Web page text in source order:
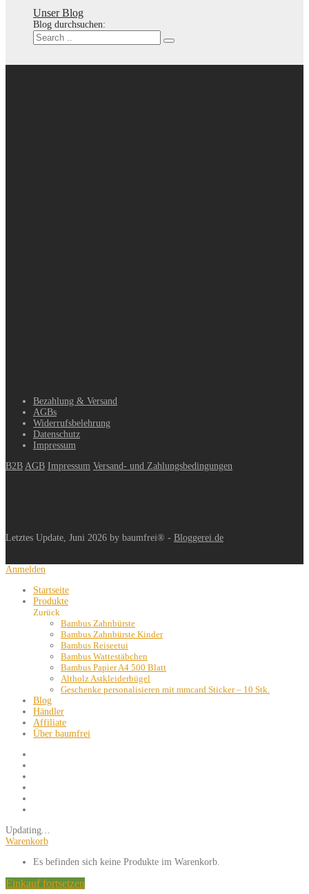
Unser Blog
Blog durchsuchen:
Bezahlung & Versand
AGBs
Widerrufsbelehrung
Datenschutz
Impressum
B2B AGB Impressum Versand- und Zahlungsbedingungen
Letztes Update, Juni 2026 by baumfrei® - Bloggerei.de
Anmelden
Startseite
Produkte
Zurück
Bambus Zahnbürste
Bambus Zahnbürste Kinder
Bambus Reiseetui
Bambus Wattestäbchen
Bambus Papier A4 500 Blatt
Altholz Astkleiderbügel
Geschenke personalisieren mit mmcard Sticker – 10 Stk.
Blog
Händler
Affiliate
Über baumfrei
Updating…
Warenkorb
Es befinden sich keine Produkte im Warenkorb.
Einkauf fortsetzen